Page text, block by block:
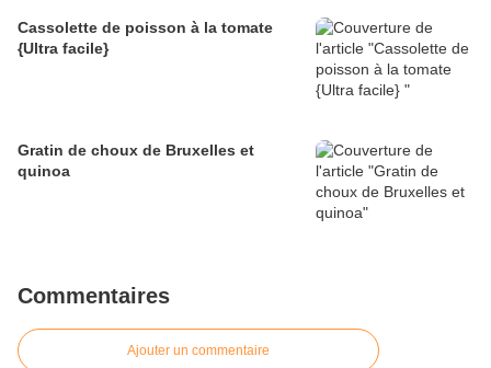
Cassolette de poisson à la tomate
{Ultra facile}
Gratin de choux de Bruxelles et
quinoa
Commentaires
Ajouter un commentaire